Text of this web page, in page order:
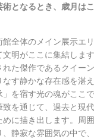
術となるとき、歳月は
館全体のメイン展示エ
文明がここに集結しま
れた傑作であるクイー
なす静かな存在感を湛
」を宿す光の魂がここ
致を通じて、過去と現
めに描き出します。周
、静寂な雰囲気の中で